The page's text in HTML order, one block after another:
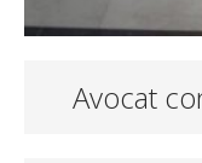
Avocat